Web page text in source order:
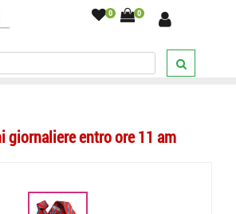
0 0
/A righe/Cravatta rossa riga fine e stretta
giornaliere entro ore 11 am